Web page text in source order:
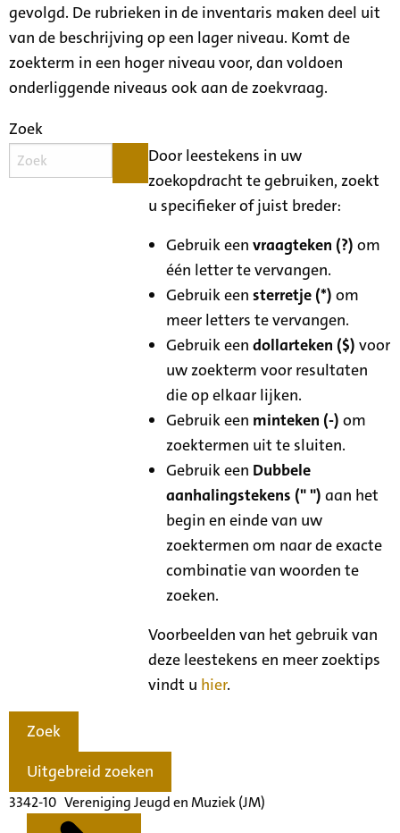
gevolgd. De rubrieken in de inventaris maken deel uit
van de beschrijving op een lager niveau. Komt de
zoekterm in een hoger niveau voor, dan voldoen
onderliggende niveaus ook aan de zoekvraag.
Zoek
Door leestekens in uw
zoekopdracht te gebruiken, zoekt
u specifieker of juist breder:
Gebruik eenvraagteken (?) om
één letter te vervangen.
Gebruik eensterretje (*) om
meer letters te vervangen.
Gebruik eendollarteken ($) voor
uw zoekterm voor resultaten
die op elkaar lijken.
Gebruik een minteken (-) om
zoektermen uit te sluiten.
Gebruik een Dubbele
aanhalingstekens (" ") aan het
begin en einde van uw
zoektermen om naar de exacte
combinatie van woorden te
zoeken.
Voorbeelden van het gebruik van
deze leestekens en meer zoektips
vindt u hier.
Zoek
Uitgebreid zoeken
3342-10 Vereniging Jeugd en Muziek (JM)